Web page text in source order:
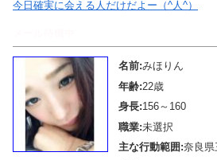
今日確実に会える人だけだよー（^人^）
名前:みほりん
年齢:22歳
身長:156～160
職業:未選択
主な行動範囲:奈良県